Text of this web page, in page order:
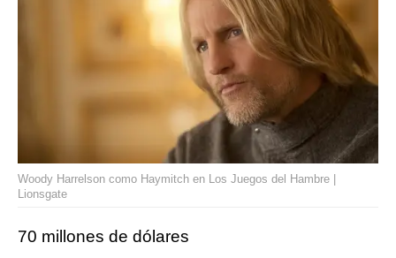
Woody Harrelson como Haymitch en Los Juegos del Hambre |
Lionsgate
70 millones de dólares